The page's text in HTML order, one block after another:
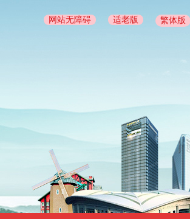
网站无障碍 适老版 繁体版